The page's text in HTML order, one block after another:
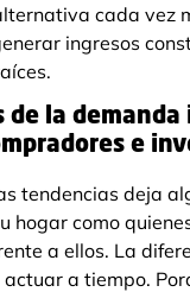
cada vez
ingresos
de la
e
tendencias deja
hogar como
a ellos. La
a tiempo.